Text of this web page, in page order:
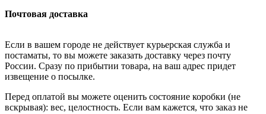
Почтовая доставка
Если в вашем городе не действует курьерская служба и
постаматы, то вы можете заказать доставку через почту
России. Сразу по прибытии товара, на ваш адрес придет
извещение о посылке.
Перед оплатой вы можете оценить состояние коробки (не
вскрывая): вес, целостность. Если вам кажется, что заказ не